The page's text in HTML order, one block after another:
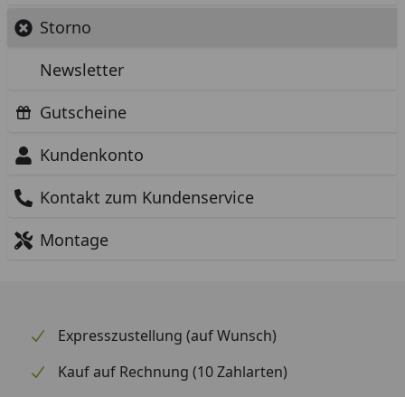
Storno
Newsletter
Gutscheine
Kundenkonto
Kontakt zum Kundenservice
Montage
Expresszustellung (auf Wunsch)
Kauf auf Rechnung (10 Zahlarten)